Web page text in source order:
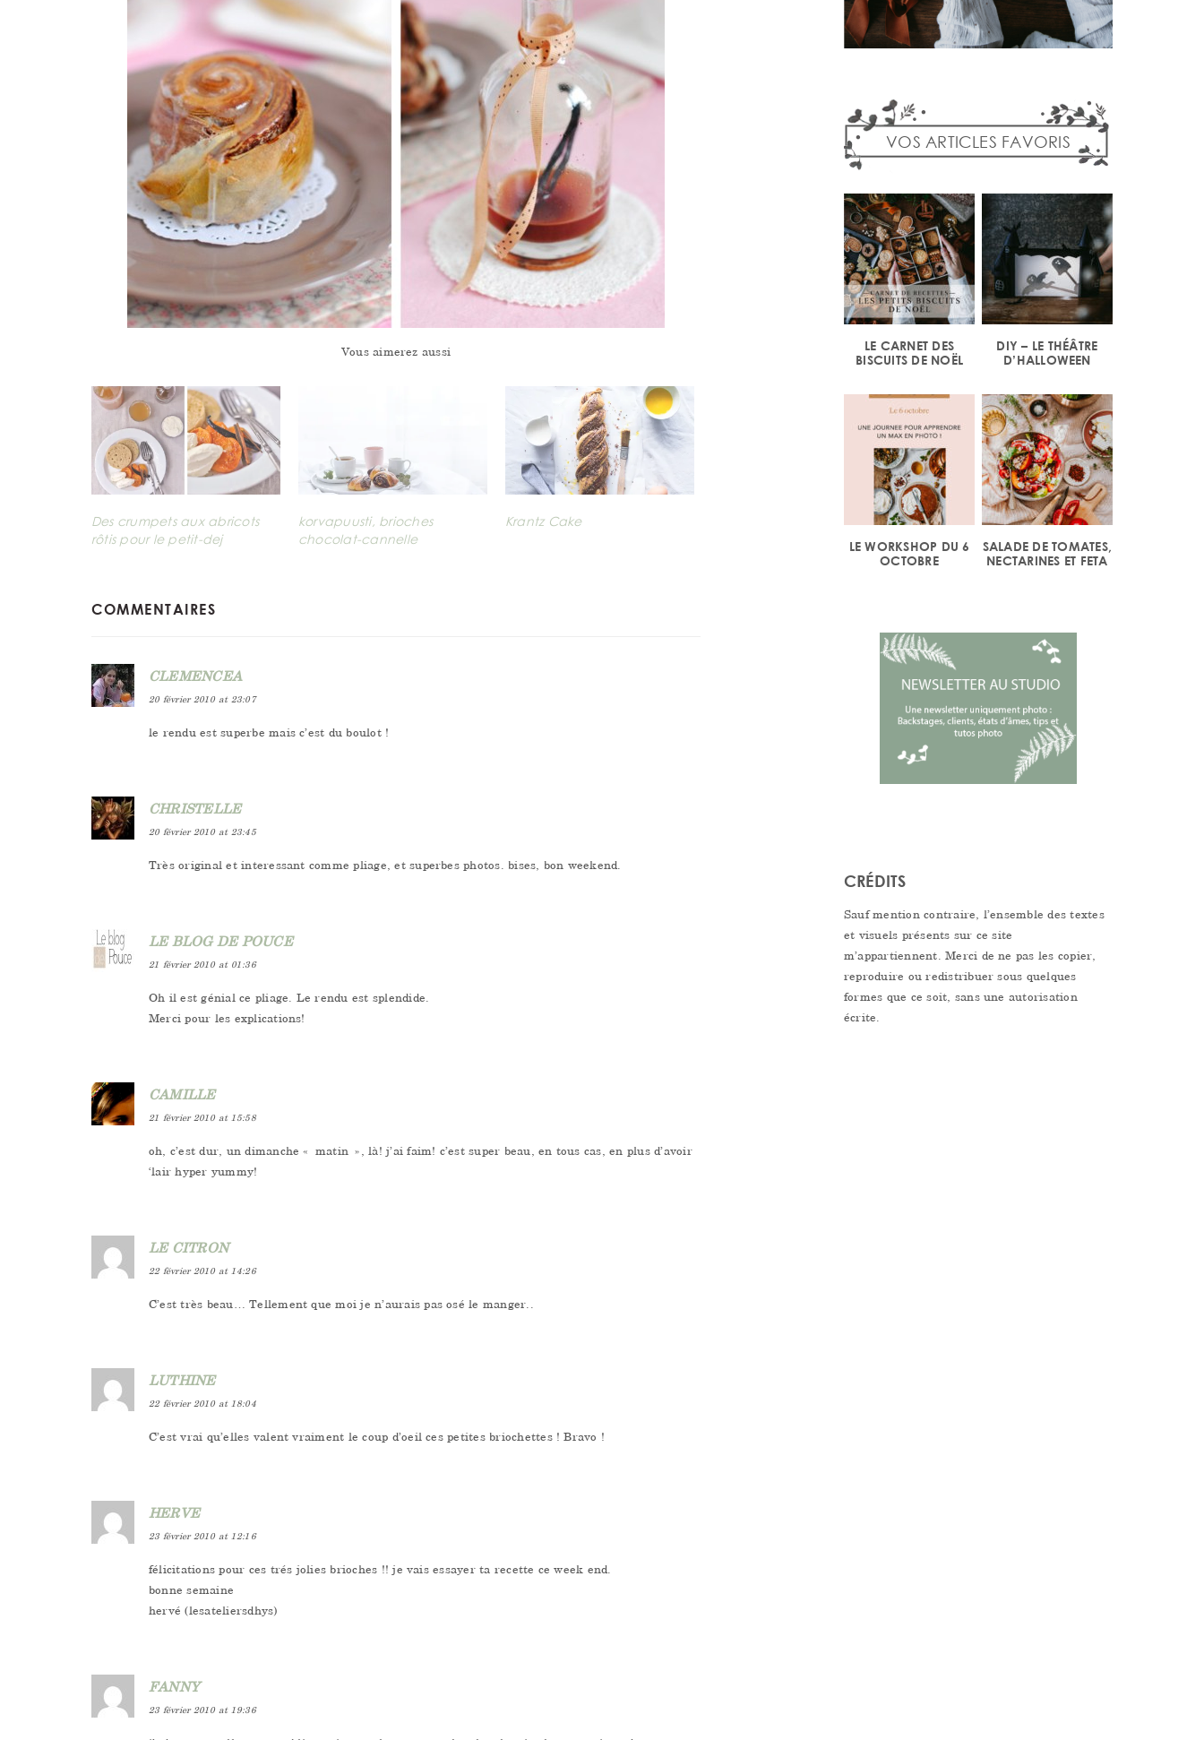
Vous aimerez aussi
Des crumpets aux abricots
rôtis pour le petit-dej
korvapuusti, brioches
chocolat-cannelle
Krantz Cake
INTERACTIONS
COMMENTAIRES
CLEMENCEA
20 février 2010 at 23:07
le rendu est superbe mais c’est du boulot !
CHRISTELLE
20 février 2010 at 23:45
Très original et interessant comme pliage, et superbes photos. bises, bon weekend.
LE BLOG DE POUCE
21 février 2010 at 01:36
Oh il est génial ce pliage. Le rendu est splendide.
Merci pour les explications!
CAMILLE
21 février 2010 at 15:58
oh, c’est dur, un dimanche « matin », là! j’ai faim! c’est super beau, en tous cas, en plus d’avoir
‘lair hyper yummy!
LE CITRON
22 février 2010 at 14:26
C’est très beau… Tellement que moi je n’aurais pas osé le manger..
LUTHINE
22 février 2010 at 18:04
C’est vrai qu’elles valent vraiment le coup d’oeil ces petites briochettes ! Bravo !
HERVE
23 février 2010 at 12:16
félicitations pour ces trés jolies brioches !! je vais essayer ta recette ce week end.
bonne semaine
hervé (lesateliersdhys)
FANNY
23 février 2010 at 19:36
VOS ARTICLES FAVORIS
LE CARNET DES
BISCUITS DE NOËL
DIY – LE THÉÂTRE
D’HALLOWEEN
LE WORKSHOP DU 6
OCTOBRE
SALADE DE TOMATES,
NECTARINES ET FETA
CRÉDITS
Sauf mention contraire, l’ensemble des textes
et visuels présents sur ce site
m’appartiennent. Merci de ne pas les copier,
reproduire ou redistribuer sous quelques
formes que ce soit, sans une autorisation
écrite.